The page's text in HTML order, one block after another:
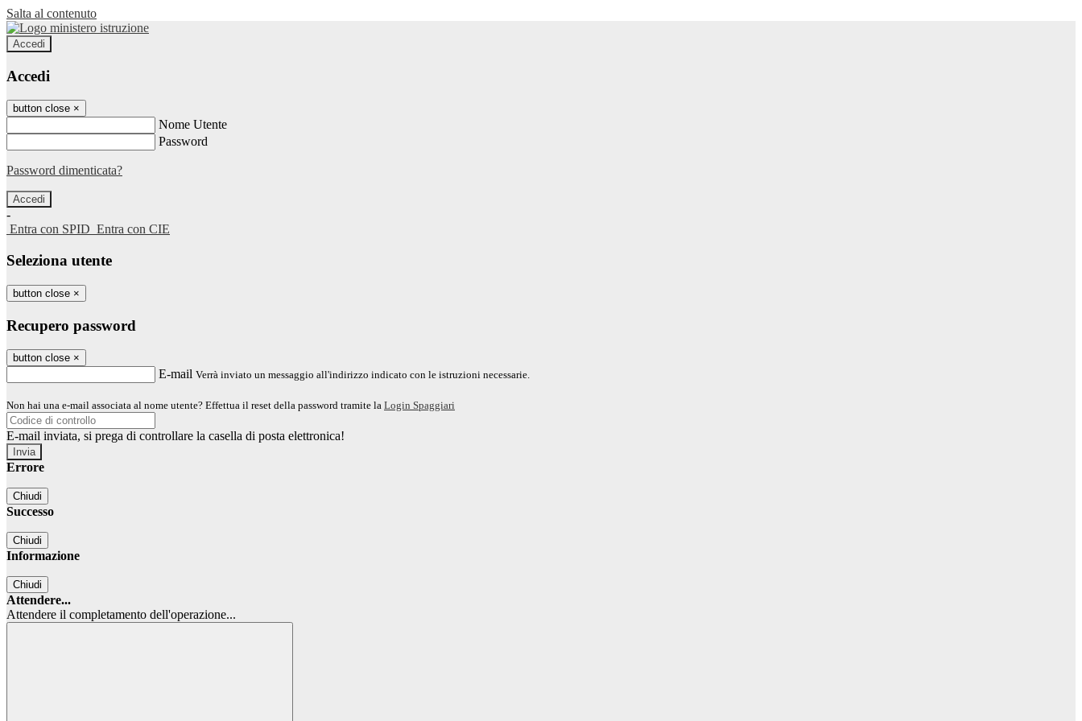
Salta al contenuto
Accedi
Accedi
button close ×
Nome Utente
Password
Password dimenticata?
-
Entra con SPID Entra con CIE
Seleziona utente
button close ×
Recupero password
button close ×
E-mail Verrà inviato un messaggio all'indirizzo indicato con le istruzioni necessarie.
Non hai una e-mail associata al nome utente? Effettua il reset della password tramite la Login Spaggiari
E-mail inviata, si prega di controllare la casella di posta elettronica!
Errore
Chiudi
Successo
Chiudi
Informazione
Chiudi
Attendere...
Attendere il completamento dell'operazione...